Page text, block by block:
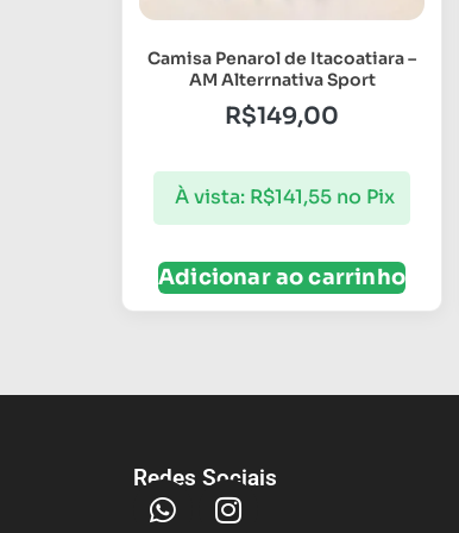
Camisa Penarol de Itacoatiara –
AM Alterrnativa Sport
R$149,00
À vista: R$141,55 no Pix
Adicionar ao carrinho
Redes Sociais